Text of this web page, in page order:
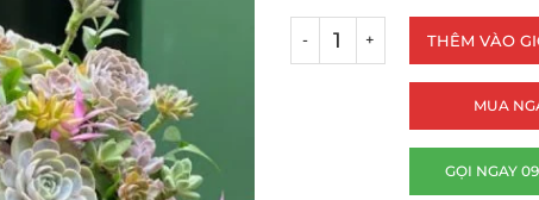
THÊM VÀO
MUA
GỌI NGAY